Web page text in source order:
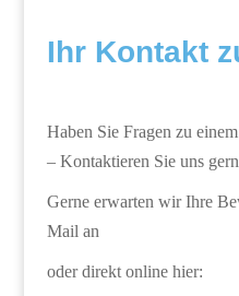
Ihr Kontakt
Haben Sie Fragen zu
– Kontaktieren Sie uns
Gerne erwarten wir Ihre
Mail an
oder direkt online hier: